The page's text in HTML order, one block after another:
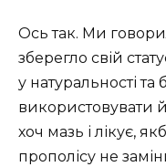
Ось так. Ми
зберегло свій
у натуральності та
використовувати
хоч мазь і лікує,
прополісу не